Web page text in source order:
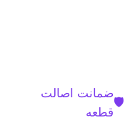
🛡️
ضمانت اصالت
قطعه